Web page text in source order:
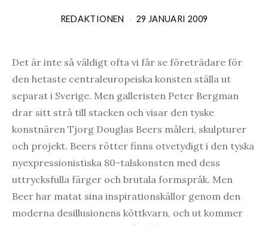
REDAKTIONEN 29 JANUARI 2009
Det är inte så väldigt ofta vi får se företrädare för
den hetaste centraleuropeiska konsten ställa ut
separat i Sverige. Men galleristen Peter Bergman
drar sitt strå till stacken och visar den tyske
konstnären Tjorg Douglas Beers måleri, skulpturer
och projekt. Beers rötter finns otvetydigt i den tyska
nyexpressionistiska 80-talskonsten med dess
uttrycksfulla färger och brutala formspråk. Men
Beer har matat sina inspirationskällor genom den
moderna desillusionens köttkvarn, och ut kommer